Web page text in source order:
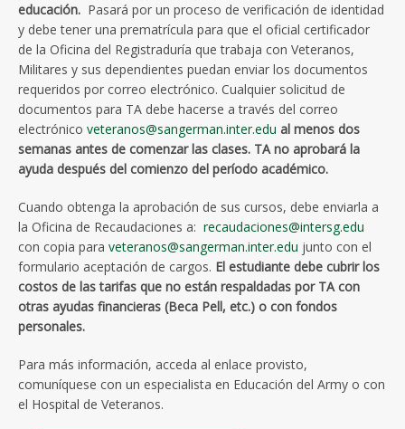
educación. Pasará por un proceso de verificación de identidad
y debe tener una prematrícula para que el oficial certificador
de la Oficina del Registraduría que trabaja con Veteranos,
Militares y sus dependientes puedan enviar los documentos
requeridos por correo electrónico. Cualquier solicitud de
documentos para TA debe hacerse a través del correo
electrónico veteranos@sangerman.inter.edu al menos dos
semanas antes de comenzar las clases. TA no aprobará la
ayuda después del comienzo del período académico.
Cuando obtenga la aprobación de sus cursos, debe enviarla a
la Oficina de Recaudaciones a: recaudaciones@intersg.edu
con copia para veteranos@sangerman.inter.edu junto con el
formulario aceptación de cargos. El estudiante debe cubrir los
costos de las tarifas que no están respaldadas por TA con
otras ayudas financieras (Beca Pell, etc.) o con fondos
personales.
Para más información, acceda al enlace provisto,
comuníquese con un especialista en Educación del Army o con
el Hospital de Veteranos.